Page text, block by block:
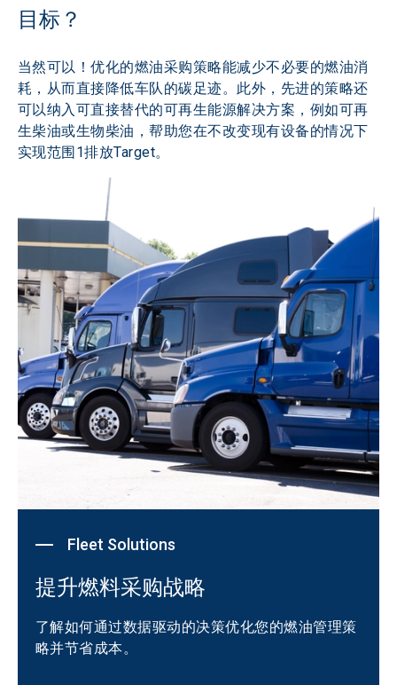
目标？
当然可以！优化的燃油采购策略能减少不必要的燃油消
耗，从而直接降低车队的碳足迹。此外，先进的策略还
可以纳入可直接替代的可再生能源解决方案，例如可再
生柴油或生物柴油，帮助您在不改变现有设备的情况下
实现范围1排放Target。
Fleet Solutions
提升燃料采购战略
了解如何通过数据驱动的决策优化您的燃油管理策
略并节省成本。